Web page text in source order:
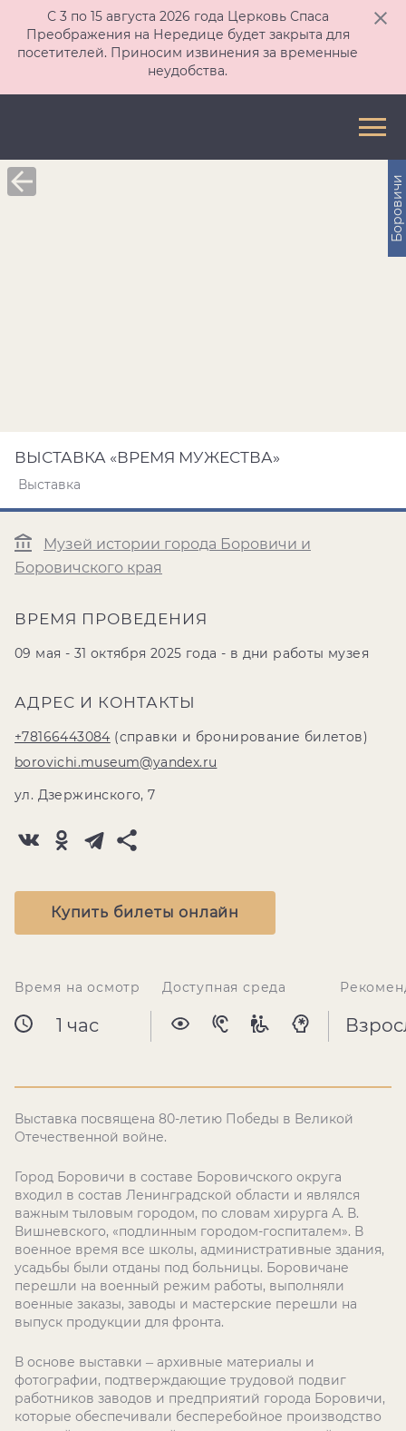
С 3 по 15 августа 2026 года Церковь Спаса
Преображения на Нередице будет закрыта для
посетителей. Приносим извинения за временные
неудобства.
ВЫСТАВКА «ВРЕМЯ МУЖЕСТВА»
Выставка
Музей истории города Боровичи и
Боровичского края
ВРЕМЯ ПРОВЕДЕНИЯ
09 мая - 31 октября 2025 года - в дни работы музея
АДРЕС И КОНТАКТЫ
+78166443084 (справки и бронирование билетов)
borovichi.museum@yandex.ru
ул. Дзержинского, 7
Купить билеты онлайн
Боровичи
Время на осмотр
1 час
Доступная среда
Выставка посвящена 80-летию Победы в Великой
Отечественной войне.
Город Боровичи в составе Боровичского округа
входил в состав Ленинградской области и являлся
важным тыловым городом, по словам хирурга А. В.
Вишневского, «подлинным городом-госпиталем». В
военное время все школы, административные здания,
усадьбы были отданы под больницы. Боровичане
перешли на военный режим работы, выполняли
военные заказы, заводы и мастерские перешли на
выпуск продукции для фронта.
В основе выставки – архивные материалы и
фотографии, подтверждающие трудовой подвиг
работников заводов и предприятий города Боровичи,
которые обеспечивали бесперебойное производство